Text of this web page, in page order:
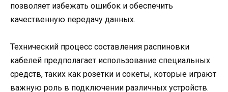
позволяет избежать ошибок и обеспечить
качественную передачу данных.
Технический процесс составления распиновки
кабелей предполагает использование специальных
средств, таких как розетки и сокеты, которые играют
важную роль в подключении различных устройств.